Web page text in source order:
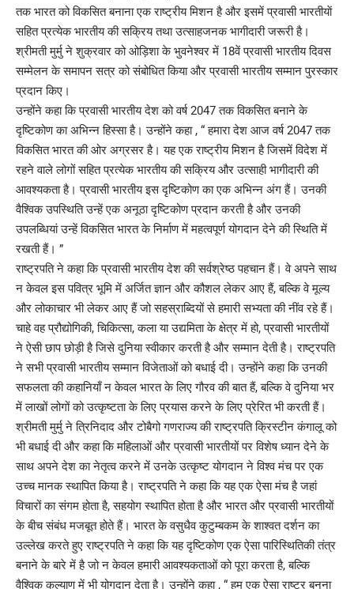
तक भारत को विकसित बनाना एक राष्ट्रीय मिशन है और इसमें प्रवासी भारतीयाें
सहित प्रत्येक भारतीय की सक्रिय तथा उत्साहजनक भागीदारी जरूरी है।
श्रीमती मुर्मु ने शुक्रवार को ओड़िशा के भुवनेश्वर में 18वें प्रवासी भारतीय दिवस
सम्मेलन के समापन सत्र को संबोधित किया और प्रवासी भारतीय सम्मान पुरस्कार
प्रदान किए।
उन्होंने कहा कि प्रवासी भारतीय देश को वर्ष 2047 तक विकसित बनाने के
दृष्टिकोण का अभिन्न हिस्सा है। उन्होंने कहा , “ हमारा देश आज वर्ष 2047 तक
विकसित भारत की ओर अग्रसर है। यह एक राष्ट्रीय मिशन है जिसमें विदेश में
रहने वाले लोगों सहित प्रत्येक भारतीय की सक्रिय और उत्साही भागीदारी की
आवश्यकता है। प्रवासी भारतीय इस दृष्टिकोण का एक अभिन्न अंग हैं। उनकी
वैश्विक उपस्थिति उन्हें एक अनूठा दृष्टिकोण प्रदान करती है और उनकी
उपलब्धियां उन्हें विकसित भारत के निर्माण में महत्वपूर्ण योगदान देने की स्थिति में
रखती हैं। ”
राष्ट्रपति ने कहा कि प्रवासी भारतीय देश की सर्वश्रेष्ठ पहचान हैं। वे अपने साथ
न केवल इस पवित्र भूमि में अर्जित ज्ञान और कौशल लेकर आए हैं, बल्कि वे मूल्य
और लोकाचार भी लेकर आए हैं जो सहस्राब्दियों से हमारी सभ्यता की नींव रहे हैं।
चाहे वह प्रौद्योगिकी, चिकित्सा, कला या उद्यमिता के क्षेत्र में हो, प्रवासी भारतीयों
ने ऐसी छाप छोड़ी है जिसे दुनिया स्वीकार करती है और सम्मान देती है। राष्ट्रपति
ने सभी प्रवासी भारतीय सम्मान विजेताओं को बधाई दी। उन्होंने कहा कि उनकी
सफलता की कहानियाँ न केवल भारत के लिए गौरव की बात हैं, बल्कि वे दुनिया भर
में लाखों लोगों को उत्कृष्टता के लिए प्रयास करने के लिए प्रेरित भी करती हैं।
श्रीमती मुर्मु ने त्रिनिदाद और टोबैगो गणराज्य की राष्ट्रपति क्रिस्टीन कंगालू को
भी बधाई दी और कहा कि महिलाओं और प्रवासी भारतीयों पर विशेष ध्यान देने के
साथ अपने देश का नेतृत्व करने में उनके उत्कृष्ट योगदान ने विश्व मंच पर एक
उच्च मानक स्थापित किया है। राष्ट्रपति ने कहा कि यह एक ऐसा मंच है जहां
विचारों का संगम होता है, सहयोग स्थापित होता है और भारत और प्रवासी भारतीयों
के बीच संबंध मजबूत होते हैं। भारत के वसुधैव कुटुम्बकम के शाश्वत दर्शन का
उल्लेख करते हुए राष्ट्रपति ने कहा कि यह दृष्टिकोण एक ऐसा पारिस्थितिकी तंत्र
बनाने के बारे में है जो न केवल हमारी आवश्यकताओं को पूरा करता है, बल्कि
वैश्विक कल्याण में भी योगदान देता है। उन्होंने कहा , “ हम एक ऐसा राष्ट्र बनना